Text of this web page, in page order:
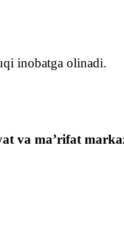
inobatga olinadi.
va ma’rifat